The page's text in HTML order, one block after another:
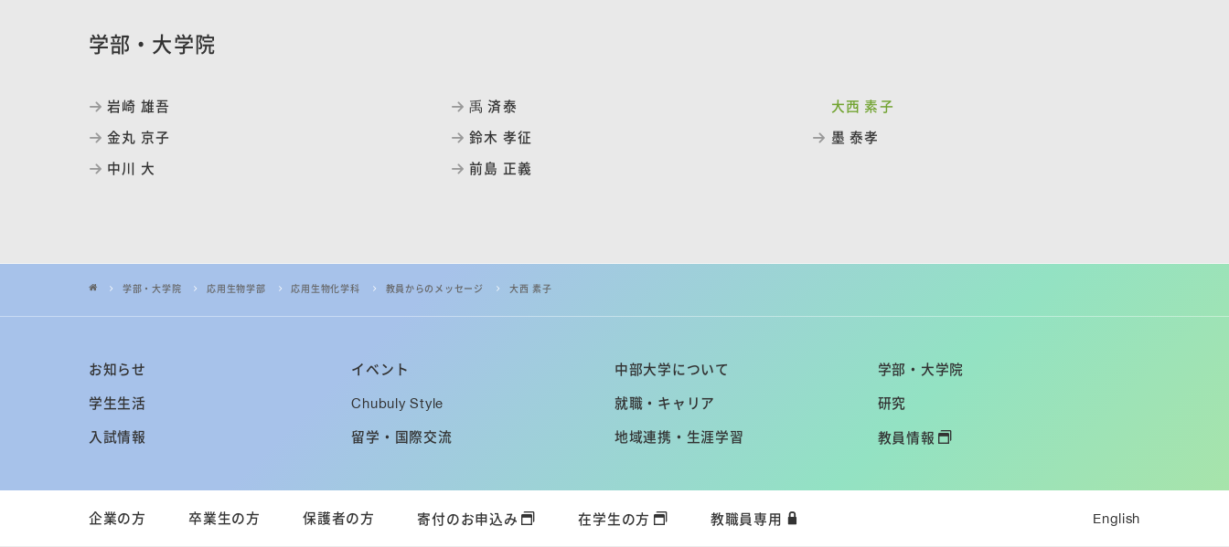
学部・大学院
岩崎 雄吾 禹 済泰
大西 素子
金丸 京子
鈴木 孝征
墨 泰孝
中川 大
前島 正義
学部・大学院 応用生物学部 応用生物化学科 教員からのメッセージ 大西 素子
お知らせ イベント 中部大学について 学部・大学院
学生生活 Chubuly Style 就職・キャリア 研究
入試情報 留学・国際交流 地域連携・生涯学習 教員情報
企業の方 卒業生の方 保護者の方 寄付のお申込み 在学生の方 教職員専用 English